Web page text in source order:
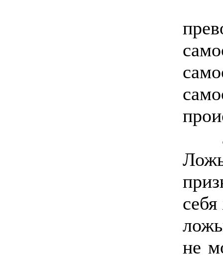
не